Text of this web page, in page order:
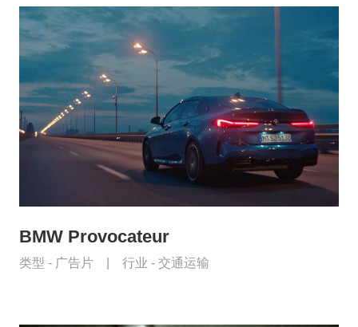
BMW Provocateur
类型 - 广告片 行业 - 交通运输